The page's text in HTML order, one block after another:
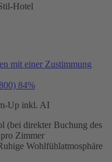
Hotel
mit einer Zustimmung
84%
Up inkl. AI
(bei direkter Buchung des
Zimmer
Wohlfühlatmosphäre